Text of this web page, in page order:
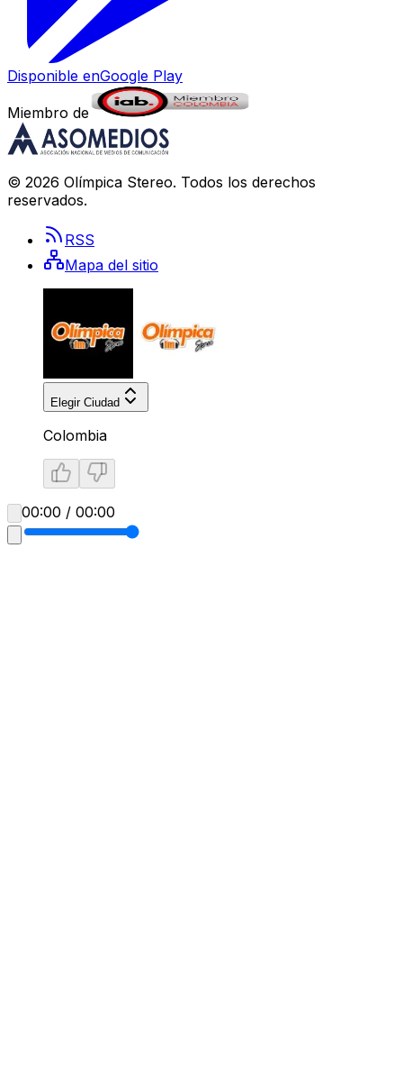
Disponible enGoogle Play
Miembro de
© 2026 Olímpica Stereo. Todos los derechos
reservados.
RSS
Mapa del sitio
Elegir Ciudad
Colombia
00:00 / 00:00